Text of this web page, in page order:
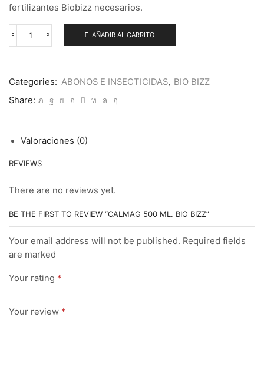
fertilizantes Biobizz necesarios.
Calmag
Bizz
AÑADIR AL CARRITO
Categories: ABONOS E INSECTICIDAS, BIO BIZZ
Share:
Valoraciones (0)
REVIEWS
There are no reviews yet.
BE THE FIRST TO REVIEW “CALMAG 500 ML. BIO BIZZ”
Your email address will not be published. Required fields
are marked
Your rating *
Your review *